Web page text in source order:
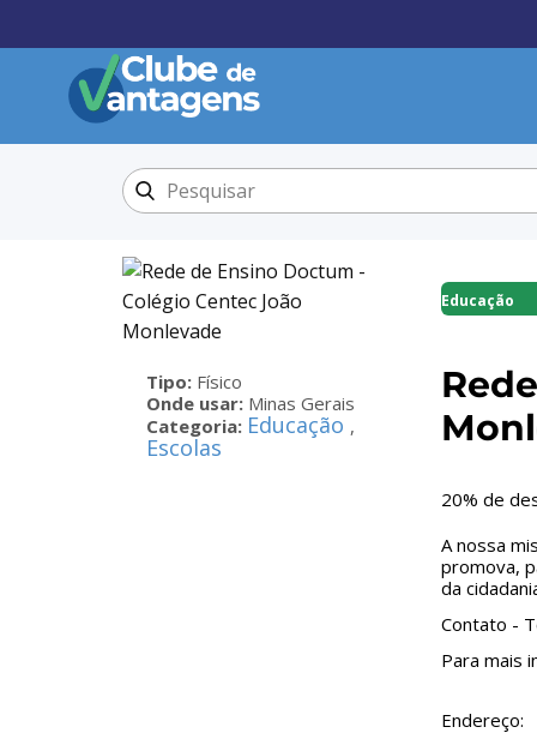
Tipo: Físico
Onde usar: Minas Gerais
Categoria: Educação ,
Escolas
Educação
20% de
A nossa
promova,
da
Contato -
Para mais
Endereço: